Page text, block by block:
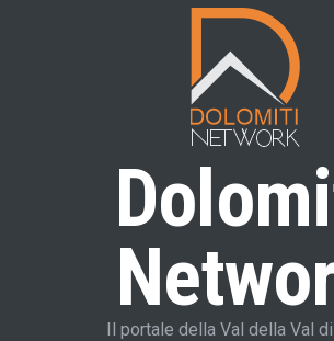
Il portale della Val della Val